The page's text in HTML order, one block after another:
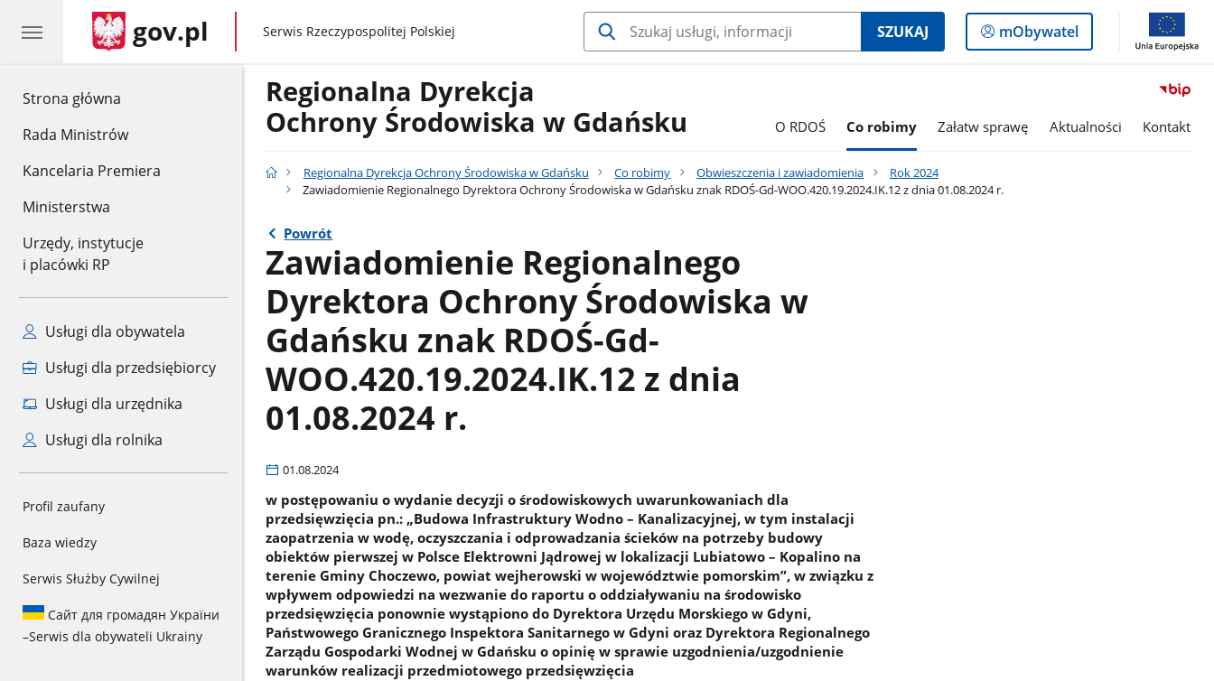
Strona główna
Rada Ministrów
Kancelaria Premiera
Ministerstwa
Urzędy, instytucje
i placówki RP
Usługi dla obywatela
Usługi dla przedsiębiorcy
Usługi dla urzędnika
Usługi dla rolnika
Profil zaufany
Baza wiedzy
Serwis Służby Cywilnej
Сайт для громадян України
–Serwis dla obywateli Ukrainy
gov.pl gov.pl
Serwis Rzeczypospolitej Polskiej SZUKAJ
Logowanie
do
mObywatel
Regionalna Dyrekcja
Ochrony Środowiska w Gdańsku
O RDOŚ Co robimy Załatw sprawę Aktualności Kontakt
Regionalna Dyrekcja Ochrony Środowiska w Gdańsku Co robimy Obwieszczenia i zawiadomienia
Rok 2024
Zawiadomienie Regionalnego Dyrektora Ochrony Środowiska w Gdańsku znak RDOŚ-Gd-WOO.420.19.2024.IK.12 z dnia 01.08.2024 r.
Powrót
Zawiadomienie Regionalnego
Dyrektora Ochrony Środowiska w
Gdańsku znak RDOŚ-Gd-
WOO.420.19.2024.IK.12 z dnia
01.08.2024 r.
01.08.2024
w postępowaniu o wydanie decyzji o środowiskowych uwarunkowaniach dla
przedsięwzięcia pn.: „Budowa Infrastruktury Wodno – Kanalizacyjnej, w tym instalacji
zaopatrzenia w wodę, oczyszczania i odprowadzania ścieków na potrzeby budowy
obiektów pierwszej w Polsce Elektrowni Jądrowej w lokalizacji Lubiatowo – Kopalino na
terenie Gminy Choczewo, powiat wejherowski w województwie pomorskim”, w związku z
wpływem odpowiedzi na wezwanie do raportu o oddziaływaniu na środowisko
przedsięwzięcia ponownie wystąpiono do Dyrektora Urzędu Morskiego w Gdyni,
Państwowego Granicznego Inspektora Sanitarnego w Gdyni oraz Dyrektora Regionalnego
Zarządu Gospodarki Wodnej w Gdańsku o opinię w sprawie uzgodnienia/uzgodnienie
warunków realizacji przedmiotowego przedsięwzięcia